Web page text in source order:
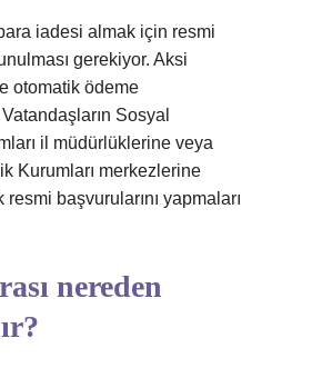
iadesi almak için resmi
gerekiyor. Aksi
otomatik ödeme
Sosyal
il müdürlüklerine veya
Kurumları merkezlerine
başvurularını yapmaları
nereden